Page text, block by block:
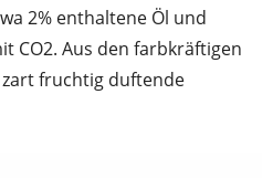
2% enthaltene Öl und
CO2. Aus den farbkräftigen
fruchtig duftende